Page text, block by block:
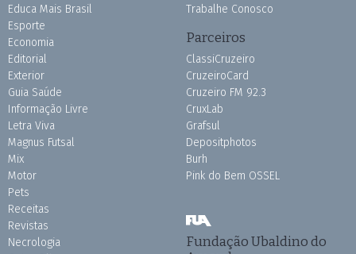
Educa Mais Brasil
Esporte
Economia
Editorial
Exterior
Guia Saúde
Informação Livre
Letra Viva
Magnus Futsal
Mix
Motor
Pets
Receitas
Revistas
Necrologia
Trabalhe Conosco
Parceiros
ClassiCruzeiro
CruzeiroCard
Cruzeiro FM 92.3
CruxLab
Grafsul
Depositphotos
Burh
Pink do Bem OSSEL
Fundação Ubaldino do